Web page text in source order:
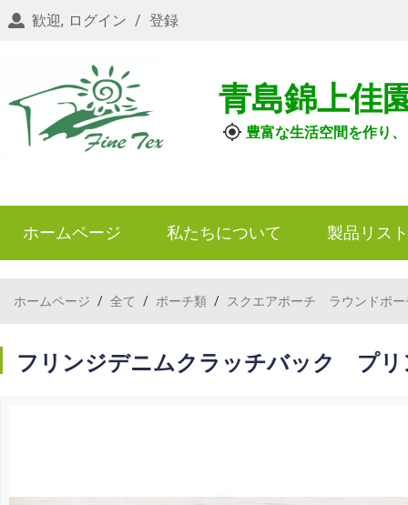
歓迎, ログイン / 登録
青島錦上佳
豊富な生活空間を作り
ホームページ 私たちについて 製品リスト
ホームページ / 全て / ポーチ類 / スクエアポーチ ラウンドポー
フリンジデニムクラッチバック プリ